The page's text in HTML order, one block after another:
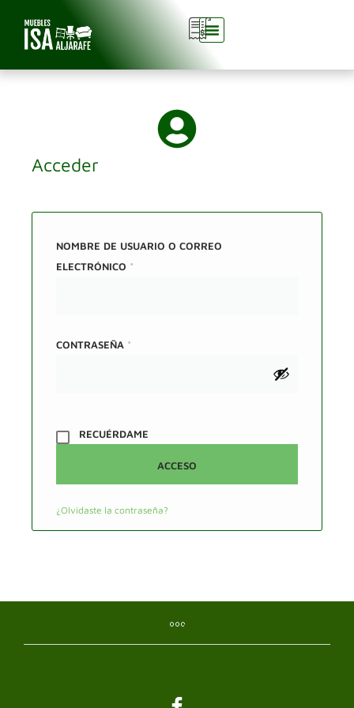
0
Acceder
NOMBRE DE USUARIO O CORREO
ELECTRÓNICO *
CONTRASEÑA *
RECUÉRDAME
ACCESO
¿Olvidaste la contraseña?